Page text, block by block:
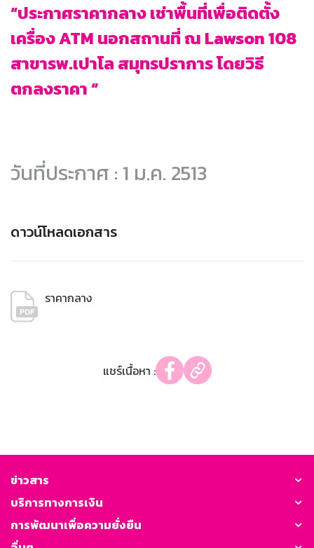
“ประกาศราคากลาง เช่าพื้นที่เพื่อติดตั้ง
เครื่อง ATM นอกสถานที่ ณ Lawson 108
สาขารพ.เปาโล สมุทรปราการ โดยวิธี
ตกลงราคา “
วันที่ประกาศ : 1 ม.ค. 2513
ดาวน์โหลดเอกสาร
ราคากลาง
แชร์เนื้อหา :
ข่าวสาร
บริการทางการเงิน
การพัฒนาเพื่อความยั่งยืน